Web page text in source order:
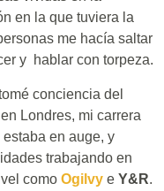
en la que tuviera la
me hacía saltar
y hablar con torpeza.
conciencia del
Londres, mi carrera
en auge, y
trabajando en
como Ogilvy e Y&R.